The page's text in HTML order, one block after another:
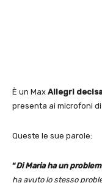
È un Max Allegri
presenta ai microfoni di
Queste le sue parole:
“Di Maria ha un
ha avuto lo stesso